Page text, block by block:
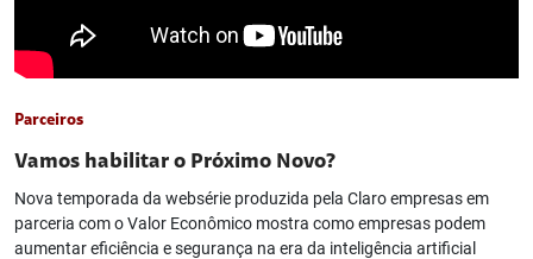
Parceiros
Vamos habilitar o Próximo Novo?
Nova temporada da websérie produzida pela Claro empresas em
parceria com o Valor Econômico mostra como empresas podem
aumentar eficiência e segurança na era da inteligência artificial